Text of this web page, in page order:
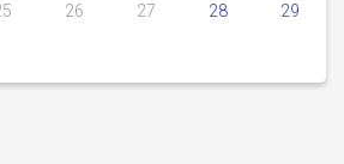
26 27 28 29